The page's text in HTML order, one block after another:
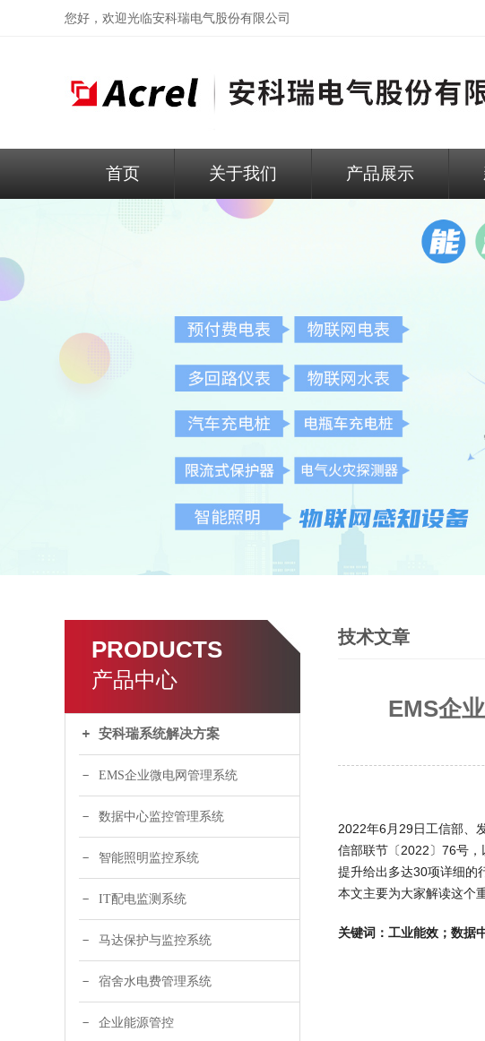
您好，欢迎光临安科瑞电气股份有限公司
首页 关于我们 产品展示
PRODUCTS
产品中心
安科瑞系统解决方案
EMS企业微电网管理系统
数据中心监控管理系统
智能照明监控系统
IT配电监测系统
马达保护与监控系统
宿舍水电费管理系统
企业能源管控
技术文章
EMS企
2022年6月29日工信部、
信部联节〔2022〕76号
提升给出多达30项详细的
本文主要为大家解读这个
关键词：工业能效；数据